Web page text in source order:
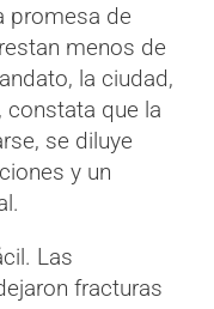
promesa de
menos de
la ciudad,
constata que la
se diluye
y un
Las
fracturas